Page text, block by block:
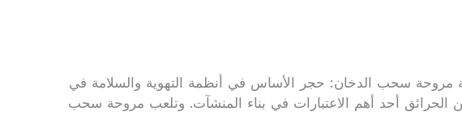
مروحة سحب الدخان الامن والسلامة مروحة سحب الدخان: حجر الأساس في أنظمة التهوية والسلامة في
أحد أهم الاعتبارات في بناء المنشآت. وتلعب مروحة سحب